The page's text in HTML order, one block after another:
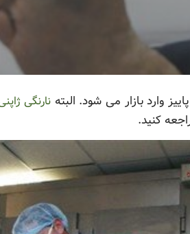
وارد بازار می شود. البته نارنگی
کنید.